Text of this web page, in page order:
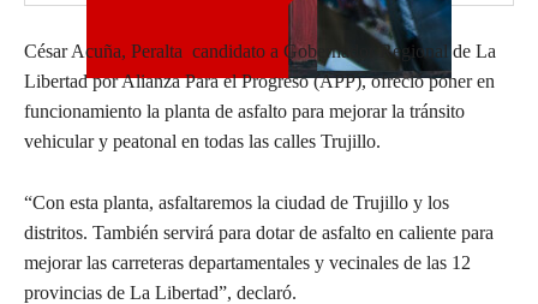
César Acuña, Peralta candidato a Gobernador Regional de La
Libertad por Alianza Para el Progreso (APP), ofreció poner en
funcionamiento la planta de asfalto para mejorar la tránsito
vehicular y peatonal en todas las calles Trujillo.
“Con esta planta, asfaltaremos la ciudad de Trujillo y los
distritos. También servirá para dotar de asfalto en caliente para
mejorar las carreteras departamentales y vecinales de las 12
provincias de La Libertad”, declaró.